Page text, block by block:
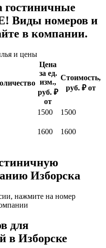
Виды номеров и
в компании.
и цены
Цена
за ед.
изм.,
руб. ₽
от
Стоимость,
руб. ₽ от
1500 1500
1600 1600
Изборска
нажмите на номер
для
в Изборске